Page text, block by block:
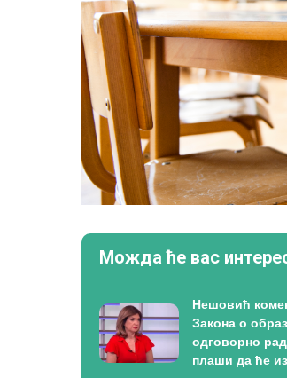
Можда ће вас
Нешовић
Закона о
одговорно
плаши да ће